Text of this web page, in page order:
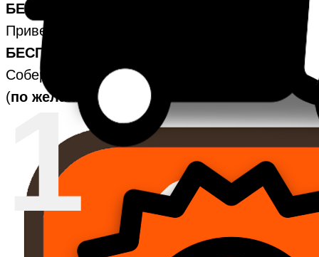
БЕЗ предоплаты
Привезем
БЕСПЛАТНО
Соберем мотоблок
(по желанию )
1